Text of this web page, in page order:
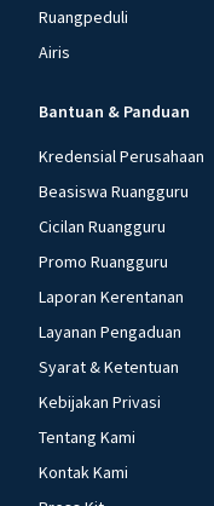
Ruangpeduli
Airis
Bantuan & Panduan
Kredensial Perusahaan
Beasiswa Ruangguru
Cicilan Ruangguru
Promo Ruangguru
Laporan Kerentanan
Layanan Pengaduan
Syarat & Ketentuan
Kebijakan Privasi
Tentang Kami
Kontak Kami